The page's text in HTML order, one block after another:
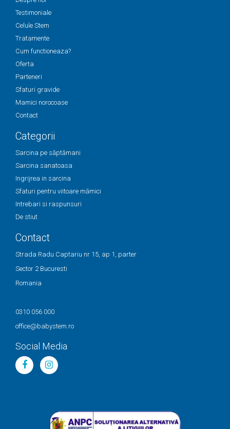
Testimoniale
Celule Stem
Tratamente
Cum functioneaza?
Oferta
Parteneri
Sfaturi gravide
Mamici norocoase
Contact
Categorii
Sarcina pe săptămani
Sarcina sanatoasa
Ingrijrea in sarcina
Sfaturi pentru viitoare mămici
Intrebari si raspunsuri
De stiut
Contact
Strada Radu Captariu nr 15, ap 1, parter
Sector 2 Bucuresti
Romania
0310 056 000
office@babystem.ro
Social Media